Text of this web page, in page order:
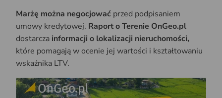
Marżę można negocjować przed podpisaniem
umowy kredytowej. Raport o Terenie OnGeo.pl
dostarcza informacji o lokalizacji nieruchomości,
które pomagają w ocenie jej wartości i kształtowaniu
wskaźnika LTV.